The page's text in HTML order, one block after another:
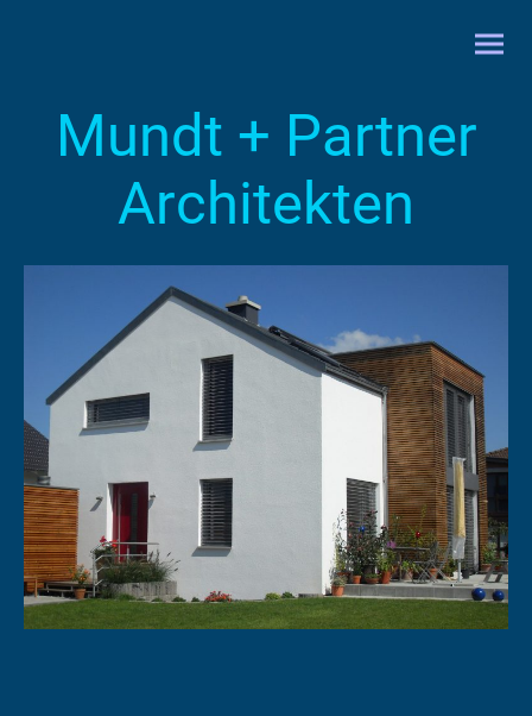
Mundt + Partner
Architekten